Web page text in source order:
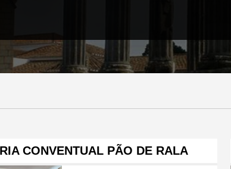
CONVENTUAL PÃO DE RALA